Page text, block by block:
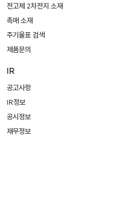
전고체 2차전지 소재
촉매 소재
주기율표 검색
제품문의
IR
공고사항
IR정보
공시정보
재무정보